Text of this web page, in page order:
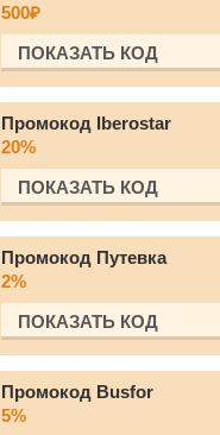
500₽
ПОКАЗАТЬ КОД
Промокод Iberostar
20%
ПОКАЗАТЬ КОД
Промокод Путевка
2%
ПОКАЗАТЬ КОД
Промокод Busfor
5%